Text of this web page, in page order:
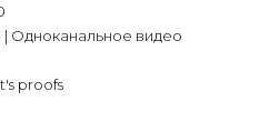
Одноканальное видео
proofs